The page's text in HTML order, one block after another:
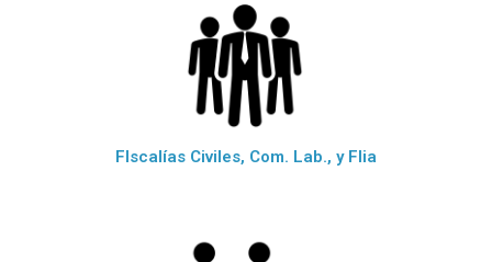
FIscalías Civiles, Com. Lab., y Flia